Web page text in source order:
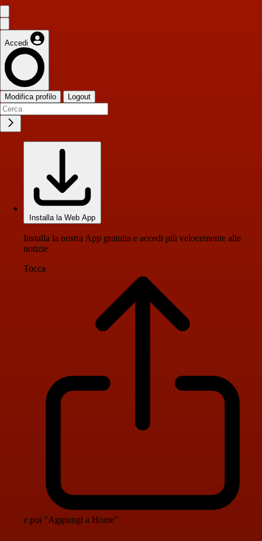
Accedi
Modifica profilo Logout
Installa la Web App
Installa la nostra App gratuita e accedi più velocemente alle
notizie
Tocca
e poi "Aggiungi a Home"